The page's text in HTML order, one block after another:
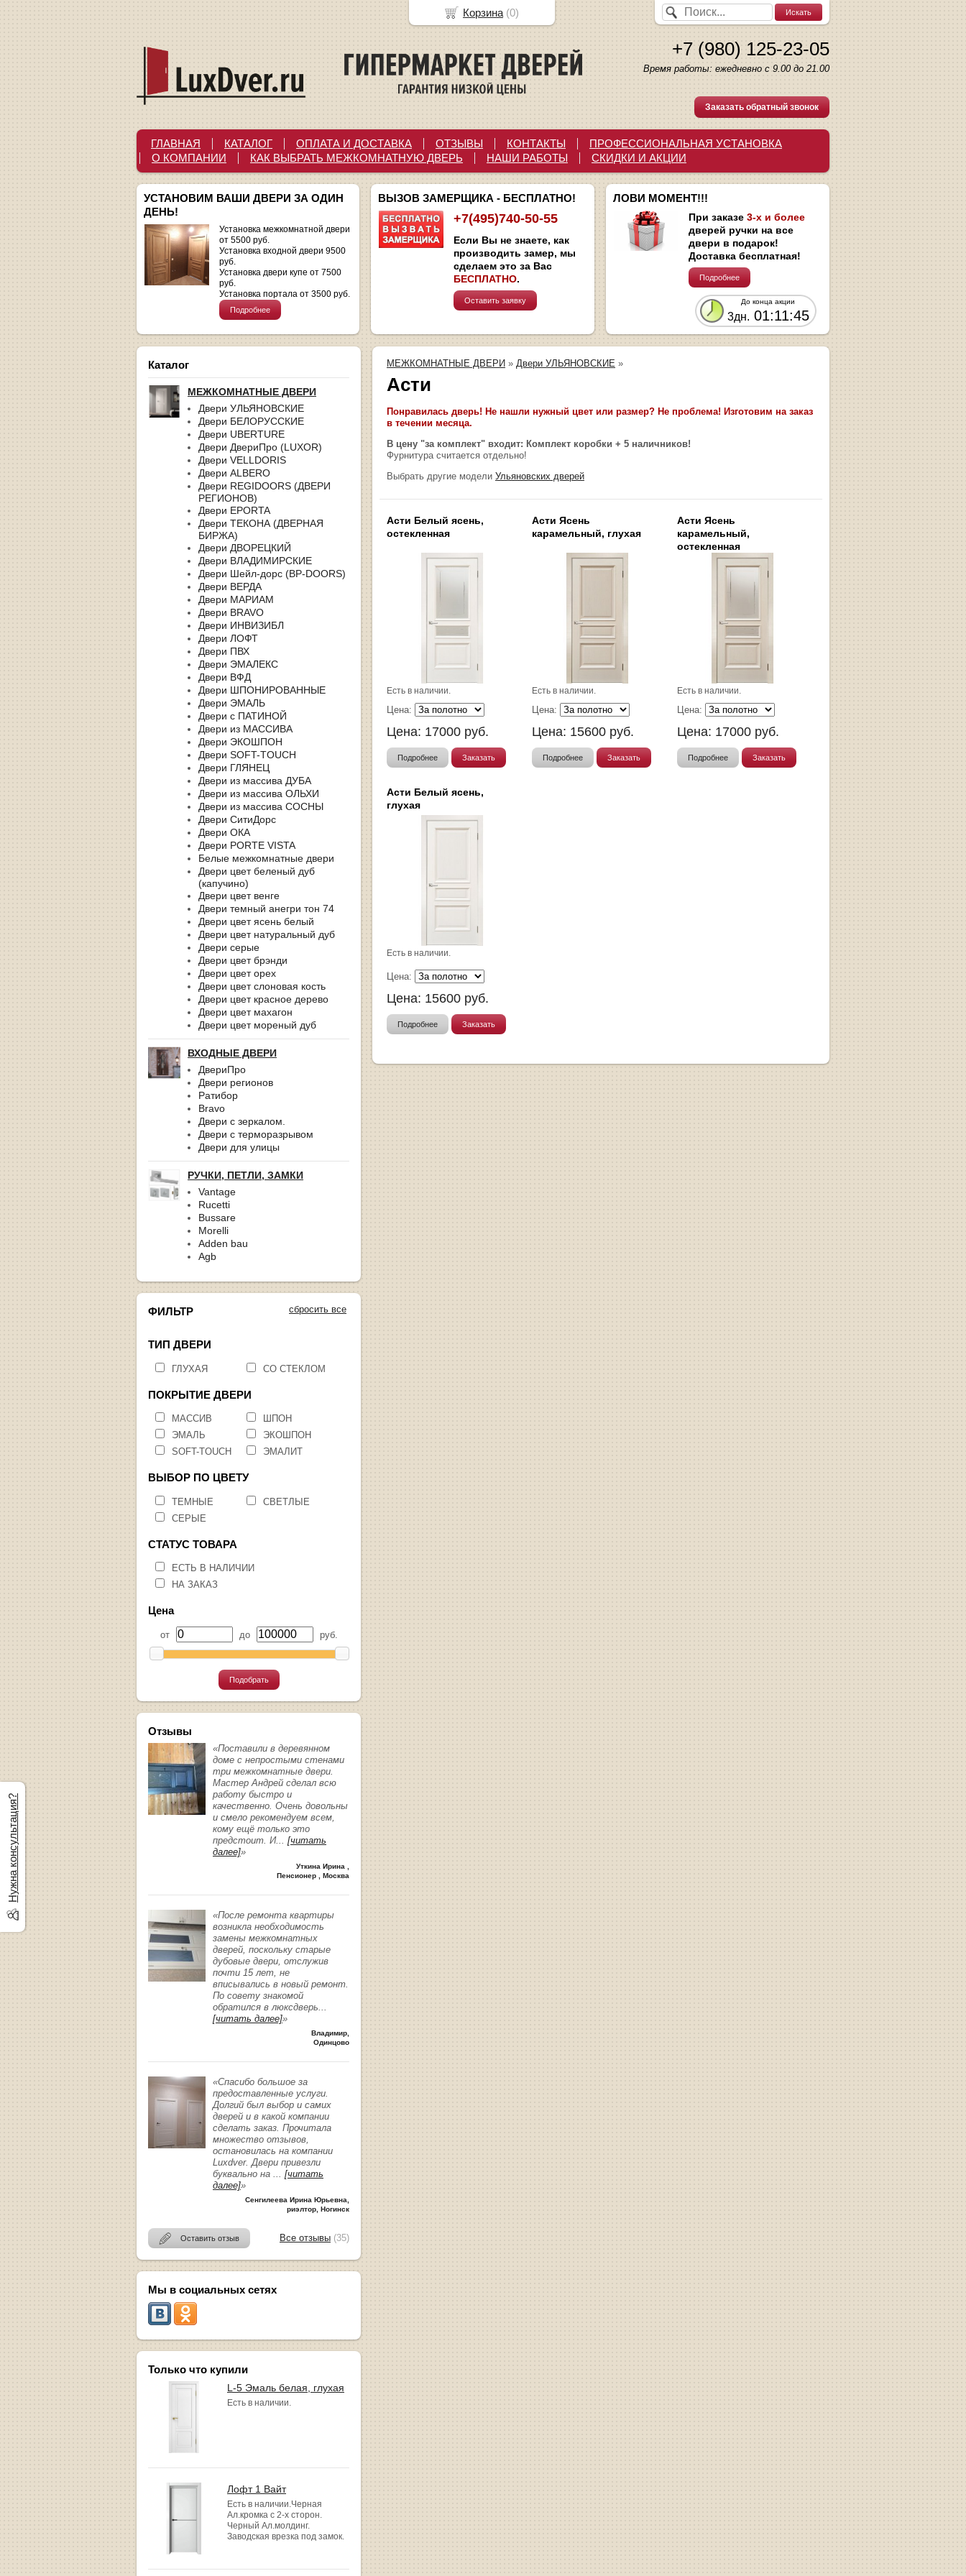
+7 (980) 125-23-05
Время работы: ежедневно с 9.00 до 21.00
Заказать обратный звонок
ГЛАВНАЯ КАТАЛОГ ОПЛАТА И ДОСТАВКА ОТЗЫВЫ КОНТАКТЫ
ПРОФЕССИОНАЛЬНАЯ УСТАНОВКА
О КОМПАНИИ
КАК ВЫБРАТЬ МЕЖКОМНАТНУЮ ДВЕРЬ НАШИ РАБОТЫ СКИДКИ И АКЦИИ
УСТАНОВИМ ВАШИ ДВЕРИ ЗА ОДИН
ДЕНЬ!
Установка межкомнатной двери
от 5500 руб.
Установка входной двери 9500
руб.
Установка двери купе от 7500
руб.
Установка портала от 3500 руб.
Подробнее
ВЫЗОВ ЗАМЕРЩИКА - БЕСПЛАТНО!
+7(495)740-50-55
Если Вы не знаете, как
производить замер, мы
сделаем это за Вас
БЕСПЛАТНО.
Оставить заявку
ЛОВИ МОМЕНТ!!!
При заказе 3-х и более
дверей ручки на все
двери в подарок!
Доставка бесплатная!
Подробнее
До конца акции
3дн. 01:11:44
Каталог
МЕЖКОМНАТНЫЕ ДВЕРИ
Двери УЛЬЯНОВСКИЕ
Двери БЕЛОРУССКИЕ
Двери UBERTURE
Двери ДвериПро (LUXOR)
Двери VELLDORIS
Двери ALBERO
Двери REGIDOORS (ДВЕРИ
РЕГИОНОВ)
Двери EPORTA
Двери ТЕКОНА (ДВЕРНАЯ
БИРЖА)
Двери ДВОРЕЦКИЙ
Двери ВЛАДИМИРСКИЕ
Двери Шейл-дорс (BP-DOORS)
Двери ВЕРДА
Двери МАРИАМ
Двери BRAVO
Двери ИНВИЗИБЛ
Двери ЛОФТ
Двери ПВХ
Двери ЭМАЛЕКС
Двери ВФД
Двери ШПОНИРОВАННЫЕ
Двери ЭМАЛЬ
Двери с ПАТИНОЙ
Двери из МАССИВА
Двери ЭКОШПОН
Двери SOFT-TOUCH
Двери ГЛЯНЕЦ
Двери из массива ДУБА
Двери из массива ОЛЬХИ
Двери из массива СОСНЫ
Двери СитиДорс
Двери ОКА
Двери PORTE VISTA
Белые межкомнатные двери
Двери цвет беленый дуб
(капучино)
Двери цвет венге
Двери темный анегри тон 74
Двери цвет ясень белый
Двери цвет натуральный дуб
Двери серые
Двери цвет брэнди
Двери цвет орех
Двери цвет слоновая кость
Двери цвет красное дерево
Двери цвет махагон
Двери цвет мореный дуб
ВХОДНЫЕ ДВЕРИ
ДвериПро
Двери регионов
Ратибор
Bravo
Двери с зеркалом.
Двери с терморазрывом
Двери для улицы
РУЧКИ, ПЕТЛИ, ЗАМКИ
Vantage
Rucetti
Bussare
Morelli
Adden bau
Agb
сбросить все
ФИЛЬТР
ТИП ДВЕРИ
ГЛУХАЯ СО СТЕКЛОМ
ПОКРЫТИЕ ДВЕРИ
МАССИВ
ШПОН
ЭМАЛЬ
ЭКОШПОН
SOFT-TOUCH
ЭМАЛИТ
ВЫБОР ПО ЦВЕТУ
ТЕМНЫЕ
СВЕТЛЫЕ
СЕРЫЕ
СТАТУС ТОВАРА
ЕСТЬ В НАЛИЧИИ
НА ЗАКАЗ
Цена
от до руб.
Подобрать
Отзывы
«Поставили в деревянном
доме с непростыми стенами
три межкомнатные двери.
Мастер Андрей сделал всю
работу быстро и
качественно. Очень довольны
и смело рекомендуем всем,
кому ещё только это
предстоит. И... [читать
далее]»
Уткина Ирина ,
Пенсионер , Москва
«После ремонта квартиры
возникла необходимость
замены межкомнатных
дверей, поскольку старые
дубовые двери, отслужив
почти 15 лет, не
вписывались в новый ремонт.
По совету знакомой
обратился в люксдверь...
[читать далее]»
Владимир,
Одинцово
«Спасибо большое за
предоставленные услуги.
Долгий был выбор и самих
дверей и в какой компании
сделать заказ. Прочитала
множество отзывов,
остановилась на компании
Luxdver. Двери привезли
буквально на ... [читать
далее]»
Сенгилеева Ирина Юрьевна,
риэлтор, Ногинск
Оставить отзыв Все отзывы (35)
Мы в социальных сетях
Только что купили
L-5 Эмаль белая, глухая
Есть в наличии.
Лофт 1 Вайт
Есть в наличии.Черная
Ал.кромка с 2-х сторон.
Черный Ал.молдинг.
Заводская врезка под замок.
МЕЖКОМНАТНЫЕ ДВЕРИ » Двери УЛЬЯНОВСКИЕ »
Асти
Понравилась дверь! Не нашли нужный цвет или размер? Не проблема! Изготовим на заказ
в течении месяца.
В цену "за комплект" входит: Комплект коробки + 5 наличников!
Фурнитура считается отдельно!
Выбрать другие модели Ульяновских дверей
Асти Белый ясень,
остекленная
Есть в наличии.
Цена:
Цена: 17000 руб.
Подробнее Заказать
Асти Ясень
карамельный, глухая
Есть в наличии.
Цена:
Цена: 15600 руб.
Подробнее Заказать
Асти Ясень
карамельный,
остекленная
Есть в наличии.
Цена:
Цена: 17000 руб.
Подробнее Заказать
Асти Белый ясень,
глухая
Есть в наличии.
Цена:
Цена: 15600 руб.
Подробнее Заказать
Нужна консультация?
Корзина (0)